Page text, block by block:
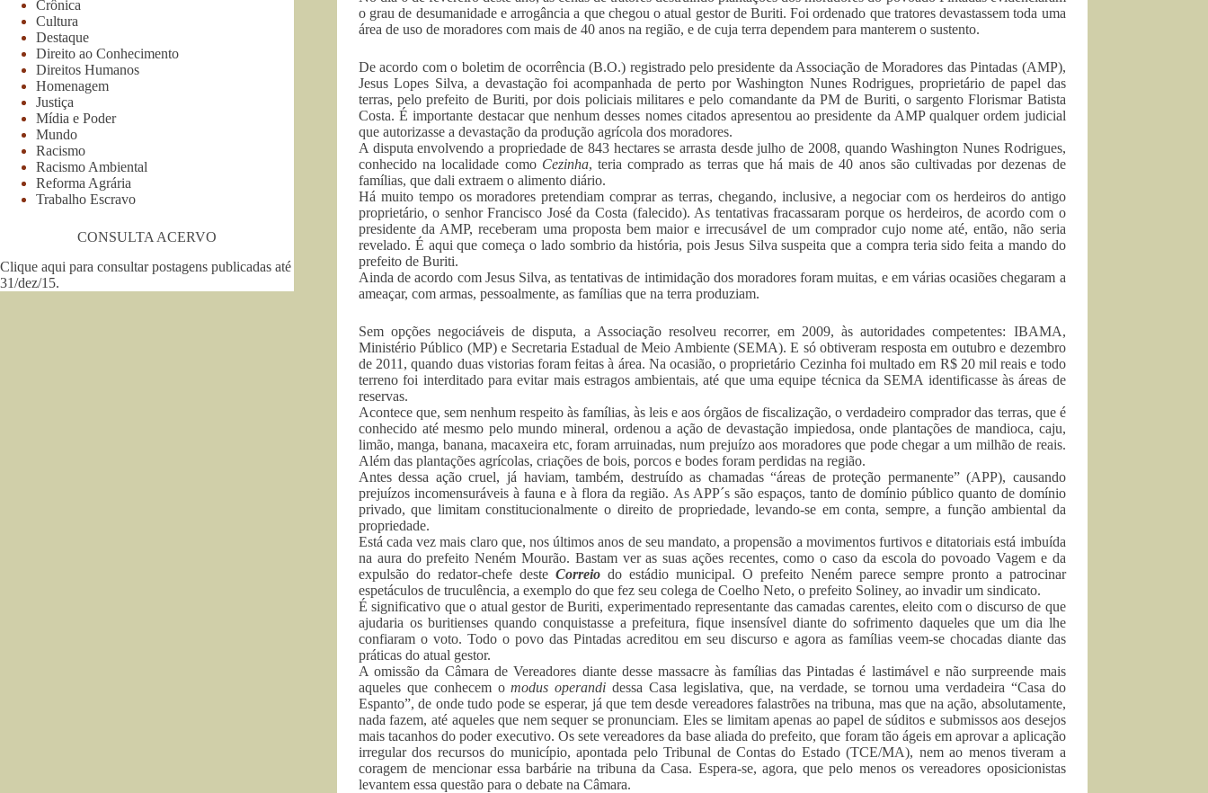
o grau de desumanidade e arrogância a que chegou o atual gestor de Buriti. Foi ordenado que tratores devastassem toda uma
área de uso de moradores com mais de 40 anos na região, e de cuja terra dependem para manterem o sustento.
De acordo com o boletim de ocorrência (B.O.) registrado pelo presidente da Associação de Moradores das Pintadas (AMP),
Jesus Lopes Silva, a devastação foi acompanhada de perto por Washington Nunes Rodrigues, proprietário de papel das
terras, pelo prefeito de Buriti, por dois policiais militares e pelo comandante da PM de Buriti, o sargento Florismar Batista
Costa. É importante destacar que nenhum desses nomes citados apresentou ao presidente da AMP qualquer ordem judicial
que autorizasse a devastação da produção agrícola dos moradores.
A disputa envolvendo a propriedade de 843 hectares se arrasta desde julho de 2008, quando Washington Nunes Rodrigues,
conhecido na localidade como Cezinha, teria comprado as terras que há mais de 40 anos são cultivadas por dezenas de
famílias, que dali extraem o alimento diário.
Há muito tempo os moradores pretendiam comprar as terras, chegando, inclusive, a negociar com os herdeiros do antigo
proprietário, o senhor Francisco José da Costa (falecido). As tentativas fracassaram porque os herdeiros, de acordo com o
presidente da AMP, receberam uma proposta bem maior e irrecusável de um comprador cujo nome até, então, não seria
revelado. É aqui que começa o lado sombrio da história, pois Jesus Silva suspeita que a compra teria sido feita a mando do
prefeito de Buriti.
Ainda de acordo com Jesus Silva, as tentativas de intimidação dos moradores foram muitas, e em várias ocasiões chegaram a
ameaçar, com armas, pessoalmente, as famílias que na terra produziam.
Sem opções negociáveis de disputa, a Associação resolveu recorrer, em 2009, às autoridades competentes: IBAMA,
Ministério Público (MP) e Secretaria Estadual de Meio Ambiente (SEMA). E só obtiveram resposta em outubro e dezembro
de 2011, quando duas vistorias foram feitas à área. Na ocasião, o proprietário Cezinha foi multado em R$ 20 mil reais e todo
terreno foi interditado para evitar mais estragos ambientais, até que uma equipe técnica da SEMA identificasse às áreas de
reservas.
Acontece que, sem nenhum respeito às famílias, às leis e aos órgãos de fiscalização, o verdadeiro comprador das terras, que é
conhecido até mesmo pelo mundo mineral, ordenou a ação de devastação impiedosa, onde plantações de mandioca, caju,
limão, manga, banana, macaxeira etc, foram arruinadas, num prejuízo aos moradores que pode chegar a um milhão de reais.
Além das plantações agrícolas, criações de bois, porcos e bodes foram perdidas na região.
Antes dessa ação cruel, já haviam, também, destruído as chamadas “áreas de proteção permanente” (APP), causando
prejuízos incomensuráveis à fauna e à flora da região. As APP´s são espaços, tanto de domínio público quanto de domínio
privado, que limitam constitucionalmente o direito de propriedade, levando-se em conta, sempre, a função ambiental da
propriedade.
Está cada vez mais claro que, nos últimos anos de seu mandato, a propensão a movimentos furtivos e ditatoriais está imbuída
na aura do prefeito Neném Mourão. Bastam ver as suas ações recentes, como o caso da escola do povoado Vagem e da
expulsão do redator-chefe desteCorreio do estádio municipal. O prefeito Neném parece sempre pronto a patrocinar
espetáculos de truculência, a exemplo do que fez seu colega de Coelho Neto, o prefeito Soliney, ao invadir um sindicato.
É significativo que o atual gestor de Buriti, experimentado representante das camadas carentes, eleito com o discurso de que
ajudaria os buritienses quando conquistasse a prefeitura, fique insensível diante do sofrimento daqueles que um dia lhe
confiaram o voto. Todo o povo das Pintadas acreditou em seu discurso e agora as famílias veem-se chocadas diante das
práticas do atual gestor.
A omissão da Câmara de Vereadores diante desse massacre às famílias das Pintadas é lastimável e não surpreende mais
aqueles que conhecem omodus operandi dessa Casa legislativa, que, na verdade, se tornou uma verdadeira “Casa do
Espanto”, de onde tudo pode se esperar, já que tem desde vereadores falastrões na tribuna, mas que na ação, absolutamente,
nada fazem, até aqueles que nem sequer se pronunciam. Eles se limitam apenas ao papel de súditos e submissos aos desejos
mais tacanhos do poder executivo. Os sete vereadores da base aliada do prefeito, que foram tão ágeis em aprovar a aplicação
irregular dos recursos do município, apontada pelo Tribunal de Contas do Estado (TCE/MA), nem ao menos tiveram a
coragem de mencionar essa barbárie na tribuna da Casa. Espera-se, agora, que pelo menos os vereadores oposicionistas
levantem essa questão para o debate na Câmara.
Crônica
Cultura
Destaque
Direito ao Conhecimento
Direitos Humanos
Homenagem
Justiça
Mídia e Poder
Mundo
Racismo
Racismo Ambiental
Reforma Agrária
Trabalho Escravo
CONSULTA ACERVO
Clique aqui para consultar postagens publicadas até
31/dez/15.